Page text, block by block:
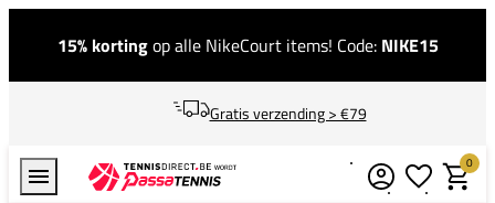
15% kortingop alle NikeCourt items! Code: NIKE15
Gratis verzending > €79
0